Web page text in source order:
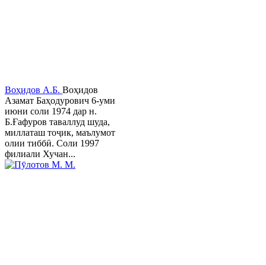
Воҳидов А.Б. Воҳидов
Азамат Баҳодурович 6-уми
июни соли 1974 дар н.
Б.Ғафуров таваллуд шуда,
миллаташ тоҷик, маълумот
олии тиббӣ. Соли 1997
филиали Хучан...